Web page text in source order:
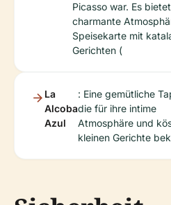
Picasso war. Es
charmante
Speisekarte mit
Gerichten (
La
Alcoba
Azul
: Eine gemütliche
die für ihre intime
Atmosphäre und
kleinen Gerichte